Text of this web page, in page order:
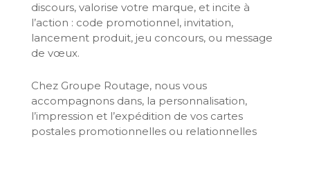
discours, valorise votre marque, et incite à
l’action : code promotionnel, invitation,
lancement produit, jeu concours, ou message
de vœux.
Chez Groupe Routage, nous vous
accompagnons dans, la personnalisation,
l’impression et l’expédition de vos cartes
postales promotionnelles ou relationnelles